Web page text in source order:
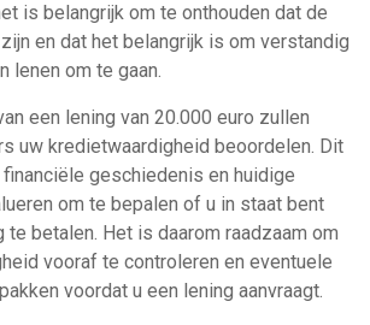
is belangrijk om te onthouden dat de
en dat het belangrijk is om verstandig
lenen om te gaan.
een lening van 20.000 euro zullen
uw kredietwaardigheid beoordelen. Dit
geschiedenis en huidige
om te bepalen of u in staat bent
te betalen. Het is daarom raadzaam om
vooraf te controleren en eventuele
voordat u een lening aanvraagt.